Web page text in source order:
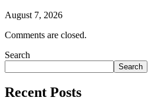
August 7, 2026
Comments are closed.
Search
Search
Recent Posts